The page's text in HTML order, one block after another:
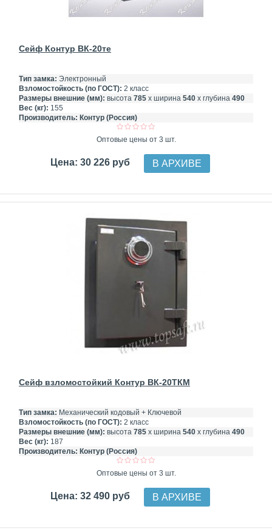
Сейф Контур ВК-20те
Тип замка: Электронный
Взломостойкость (по ГОСТ): 2 класс
Размеры внешние (мм): высота 785 х ширина 540 х глубина 490
Вес (кг): 155
Производитель: Контур (Россия)
Оптовые цены от 3 шт.
Цена: 30 226 руб В АРХИВЕ
Сейф взломостойкий Контур ВК-20ТКМ
Тип замка: Механический кодовый + Ключевой
Взломостойкость (по ГОСТ): 2 класс
Размеры внешние (мм): высота 785 х ширина 540 х глубина 490
Вес (кг): 187
Производитель: Контур (Россия)
Оптовые цены от 3 шт.
Цена: 32 490 руб В АРХИВЕ